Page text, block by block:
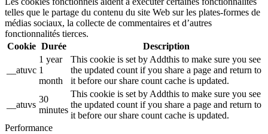
telles que le partage du contenu du site Web sur les plates-formes de
médias sociaux, la collecte de commentaires et d’autres
fonctionnalités tierces.
Cookie Durée Description
__atuvc
1 year
1
month
This cookie is set by Addthis to make sure you see
the updated count if you share a page and return to
it before our share count cache is updated.
__atuvs
30
minutes
This cookie is set by Addthis to make sure you see
the updated count if you share a page and return to
it before our share count cache is updated.
Performance